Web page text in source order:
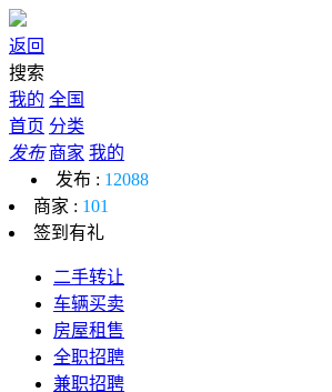
返回
搜索
我的 全国
首页 分类
发布 商家 我的
发布 : 12088
商家 : 101
签到有礼
二手转让
车辆买卖
房屋租售
全职招聘
兼职招聘